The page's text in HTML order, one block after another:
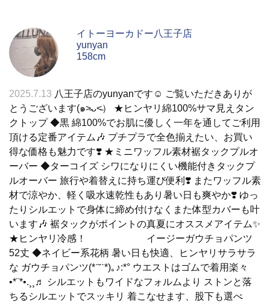
イトーヨーカドー八王子店
yunyan
158cm
2025.7.13 八王子店のyunyanです☺︎ ご覧いただきありが
とうございます(๑˃̵ᴗ˂̵） ★ヒンヤリ綿100%サマ見えタン
クトップ ◆黒 綿100%でお肌に優しく一年を通してご利用
頂ける定番アイテム🎶 プチプラで全色揃えたい、お買い
得な価格も魅力です❣️ ★ミニワッフル素材裾タックプルオ
ーバー ◆ターコイズ シワになりにくい機能付きタックプ
ルオーバー 旅行や着替えに持ち運び便利❣️ またワッフル素
材で涼やか、軽く吸水速乾性もあり暑い日も爽やか❣️ ゆっ
たりシルエットで身体に締め付けなくまた体型カバーも叶
います🎶 裾タックがポイントの真夏にオススメアイテム✨
★ヒンヤリ冷感！ イージーガウチョパンツ
52丈 ◆ネイビー系花柄 暑い日も快適、ヒンヤリサラサラ
な ガウチョパンツ(*ˊ˘ˋ*)｡♪:*° ウエストはゴムで着用楽々
•*¨*•.¸¸♬︎ シルエットもワイドなフォルムより ストンと落
ちるシルエットでスッキリ 着こなせます、股下も選べ